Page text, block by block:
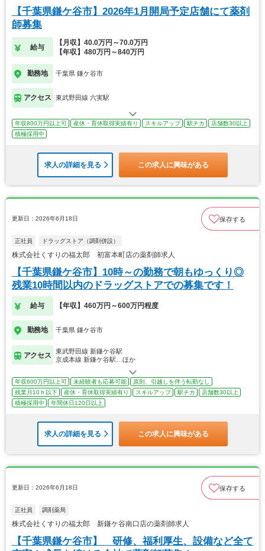
【千葉県鎌ケ谷市】2026年1月開局予定店舗にて薬剤
師募集
給与
【月収】40.0万円～70.0万円
【年収】480万円～840万円
勤務地 千葉県 鎌ケ谷市
アクセス 東武野田線 六実駅
年収800万円以上可 産休・育休取得実績有り スキルアップ 駅チカ
店舗数30以上
積極採用中
求人の詳細を見る この求人に興味がある
更新日：2026年6月18日 保存する
正社員 ドラッグストア（調剤併設）
株式会社くすりの福太郎 初富本町店の薬剤師求人
【千葉県鎌ケ谷市】10時～の勤務で朝もゆっくり◎
残業10時間以内のドラッグストアでの募集です！
給与 【年収】460万円～600万円程度
勤務地 千葉県 鎌ケ谷市
アクセス
東武野田線 新鎌ケ谷駅
京成本線 新鎌ケ谷駅…ほか
年収600万円以上可 未経験者も応募可能
原則、引越しを伴う転勤なし
残業月10ｈ以下
産休・育休取得実績有り スキルアップ 駅チカ
店舗数30以上
積極採用中
年間休日120日以上
求人の詳細を見る この求人に興味がある
更新日：2026年6月18日 保存する
正社員 調剤薬局
株式会社くすりの福太郎 新鎌ケ谷南口店の薬剤師求人
【千葉県鎌ケ谷市】 研修、福利厚生、設備など全て